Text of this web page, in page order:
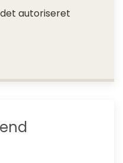
autoriseret